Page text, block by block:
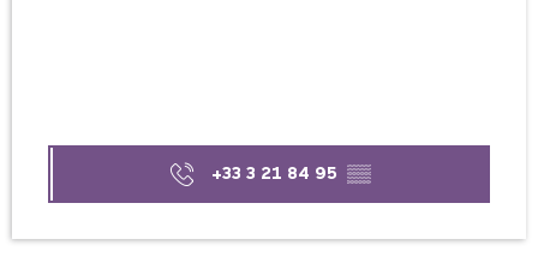
+33 3 21 84 95 ▒▒